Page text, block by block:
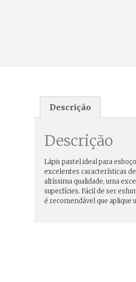
Descrição
Descrição
Lápis pastel ideal para
excelentes características
altíssima qualidade, uma
superfícies. Fácil de ser
é recomendável que aplique